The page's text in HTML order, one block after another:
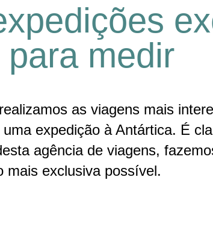
medir
as viagens mais
expedição à Antártica. É
agência de viagens,
mais exclusiva possível.